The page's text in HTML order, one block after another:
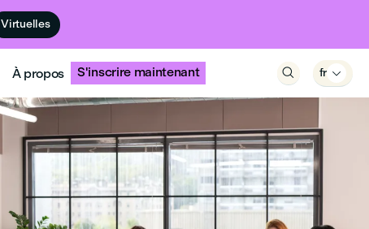
Virtuelles
À propos S'inscrire maintenant  fr 